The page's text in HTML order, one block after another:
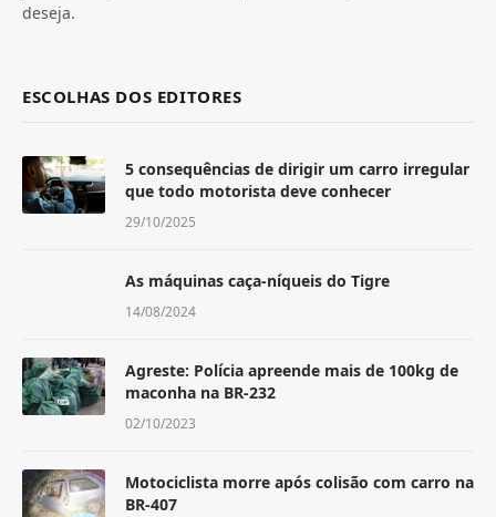
deseja.
ESCOLHAS DOS EDITORES
5 consequências de dirigir um carro irregular
que todo motorista deve conhecer
29/10/2025
As máquinas caça-níqueis do Tigre
14/08/2024
Agreste: Polícia apreende mais de 100kg de
maconha na BR-232
02/10/2023
Motociclista morre após colisão com carro na
BR-407